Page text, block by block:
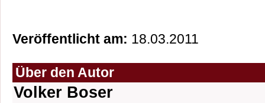
Veröffentlicht am: 18.03.2011
Über den Autor
Volker Boser